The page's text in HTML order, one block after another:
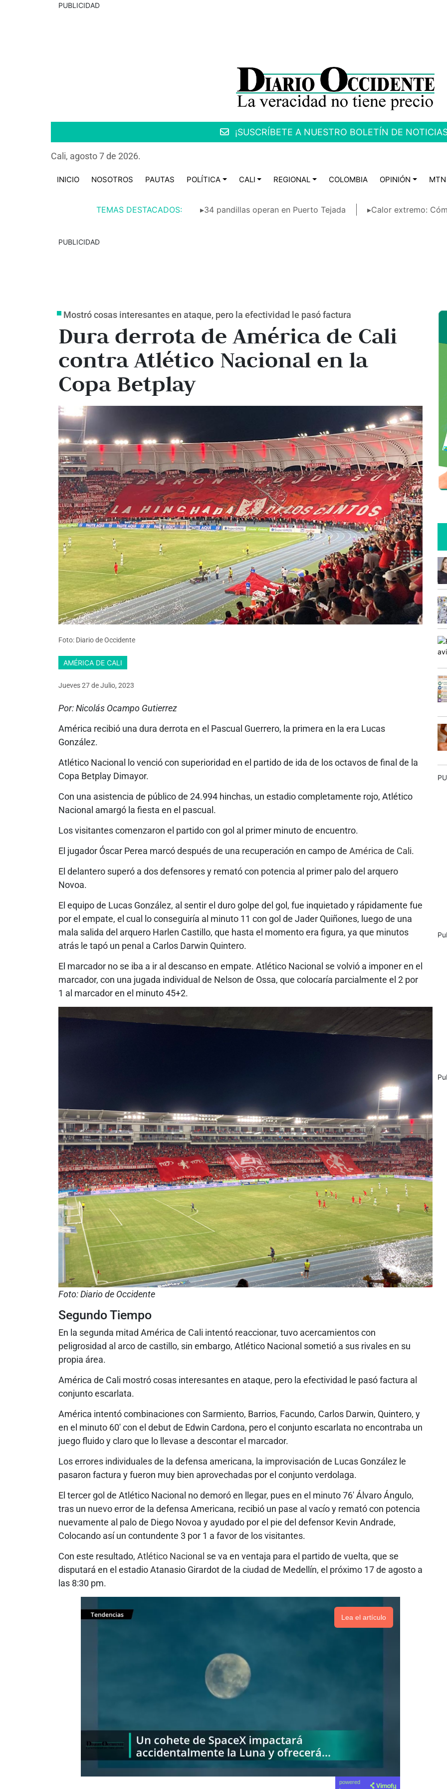
PUBLICIDAD
¡SUSCRÍBETE A NUESTRO BOLETÍN DE
Cali, agosto 7 de 2026.
INICIO NOSOTROS PAUTAS POLÍTICA CALI REGIONAL COLOMBIA OPINIÓN MTN
TEMAS DESTACADOS: ▸34 pandillas operan en Puerto Tejada ▸Calor extremo:
PUBLICIDAD
Mostró cosas interesantes en ataque, pero la efectividad le pasó factura
Dura derrota de América de Cali
contra Atlético Nacional en la
Copa Betplay
Foto: Diario de Occidente
AMÉRICA DE CALI
Jueves 27deJulio, 2023
Por: Nicolás Ocampo Gutierrez
América recibió una dura derrota en el Pascual Guerrero, la primera en la era Lucas
González.
Atlético Nacional lo venció con superioridad en el partido de ida de los octavos de final de la
Copa Betplay Dimayor.
Con una asistencia de público de 24.994 hinchas, un estadio completamente rojo, Atlético
Nacional amargó la fiesta en el pascual.
Los visitantes comenzaron el partido con gol al primer minuto de encuentro.
El jugador Óscar Perea marcó después de una recuperación en campo de América de Cali.
El delantero superó a dos defensores y remató con potencia al primer palo del arquero
Novoa.
El equipo de Lucas González, al sentir el duro golpe del gol, fue inquietado y rápidamente fue
por el empate, el cual lo conseguiría al minuto 11 con gol de Jader Quiñones, luego de una
mala salida del arquero Harlen Castillo, que hasta el momento era figura, ya que minutos
atrás le tapó un penal a Carlos Darwin Quintero.
El marcador no se iba a ir al descanso en empate. Atlético Nacional se volvió a imponer en el
marcador, con una jugada individual de Nelson de Ossa, que colocaría parcialmente el 2 por
1 al marcador en el minuto 45+2.
Foto: Diario de Occidente
Segundo Tiempo
En la segunda mitad América de Cali intentó reaccionar, tuvo acercamientos con
peligrosidad al arco de castillo, sin embargo, Atlético Nacional sometió a sus rivales en su
propia área.
América de Cali mostró cosas interesantes en ataque, pero la efectividad le pasó factura al
conjunto escarlata.
América intentó combinaciones con Sarmiento, Barrios, Facundo, Carlos Darwin, Quintero, y
en el minuto 60′ con el debut de Edwin Cardona, pero el conjunto escarlata no encontraba un
juego fluido y claro que lo llevase a descontar el marcador.
Los errores individuales de la defensa americana, la improvisación de Lucas González le
pasaron factura y fueron muy bien aprovechadas por el conjunto verdolaga.
El tercer gol de Atlético Nacional no demoró en llegar, pues en el minuto 76′ Álvaro Ángulo,
tras un nuevo error de la defensa Americana, recibió un pase al vacío y remató con potencia
nuevamente al palo de Diego Novoa y ayudado por el pie del defensor Kevin Andrade,
Colocando así un contundente 3 por 1 a favor de los visitantes.
Con este resultado, Atlético Nacional se va en ventaja para el partido de vuelta, que se
disputará en el estadio Atanasio Girardot de la ciudad de Medellín, el próximo 17 de agosto a
las 8:30 pm.
Lea el artículo
powered